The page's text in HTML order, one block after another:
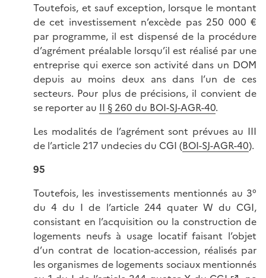
Toutefois, et sauf exception, lorsque le montant
de cet investissement n’excède pas 250 000 €
par programme, il est dispensé de la procédure
d’agrément préalable lorsqu’il est réalisé par une
entreprise qui exerce son activité dans un DOM
depuis au moins deux ans dans l’un de ces
secteurs. Pour plus de précisions, il convient de
se reporter au II § 260 du BOI-SJ-AGR-40.
Les modalités de l’agrément sont prévues au III
de l’article 217 undecies du CGI (BOI-SJ-AGR-40).
95
Toutefois, les investissements mentionnés au 3°
du 4 du I de l’article 244 quater W du CGI,
consistant en l’acquisition ou la construction de
logements neufs à usage locatif faisant l’objet
d’un contrat de location-accession, réalisés par
les organismes de logements sociaux mentionnés